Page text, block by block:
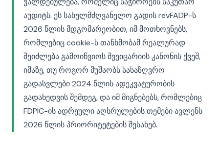
აუდიტს. ეს სახელმძღვანელო გადის revFADP-ს
2026 წლის მდგომარეობით, იმ მოთხოვნებს,
რომლებიც cookie-ს თანხმობამ რეალურად
შეიძლება გამოიწვიოს შვეიცარიის კანონის ქვეშ,
იმაზე, თუ როგორ მუშაობს სასაზღვრო
გადასვლები 2024 წლის ადეკვატურობის
გადახედვის შემდეგ, და იმ მიგნებებს, რომლებიც
FDPIC-ის ადრეული აღსრულების თემები ავლენს
2026 წლის პრიორიტეტების შესახებ.